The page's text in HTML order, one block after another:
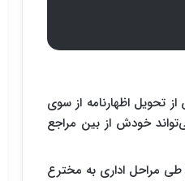
تحویل اظهارنامه از سوی
خودش از بین مراجع
طی مراحل اداری به مخترع